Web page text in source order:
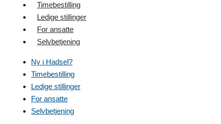
Timebestilling
Ledige stillinger
For ansatte
Selvbetjening
Ny i Hadsel?
Timebestilling
Ledige stillinger
For ansatte
Selvbetjening